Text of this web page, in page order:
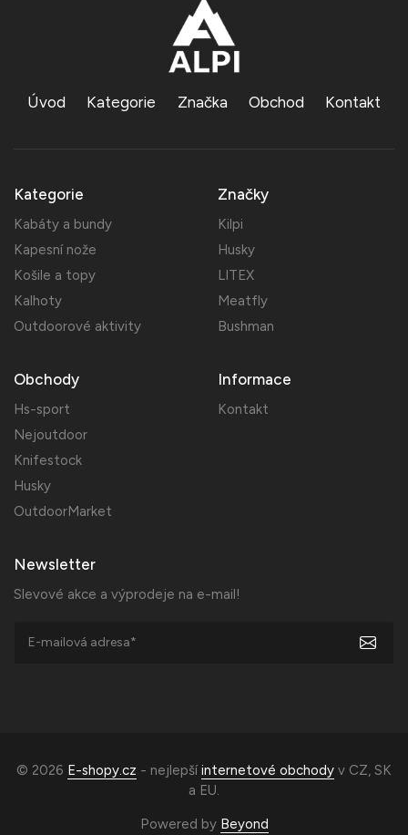
Úvod Kategorie Značka Obchod Kontakt
Kategorie
Kabáty a bundy
Kapesní nože
Košile a topy
Kalhoty
Outdoorové aktivity
Značky
Kilpi
Husky
LITEX
Meatfly
Bushman
Obchody
Hs-sport
Nejoutdoor
Knifestock
Husky
OutdoorMarket
Informace
Kontakt
Newsletter
Slevové akce a výprodeje na e-mail!
© 2026 E-shopy.cz - nejlepšíinternetové obchody v CZ, SK
a EU.
Powered by Beyond